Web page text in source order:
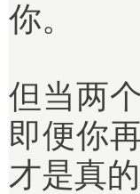
你。
但当两
即便你
才是真的